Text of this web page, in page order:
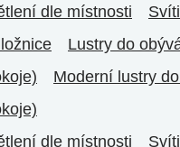
dle místnosti
Lustry do
Moderní lustry
dle místnosti